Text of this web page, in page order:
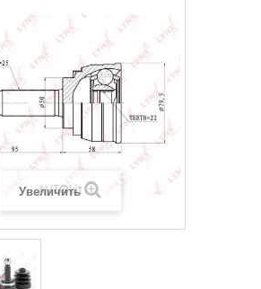
Увеличить